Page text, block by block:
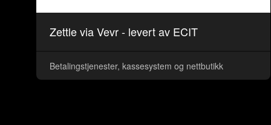
Zettle via Vevr - levert av ECIT
Betalingstjenester, kassesystem og nettbutikk